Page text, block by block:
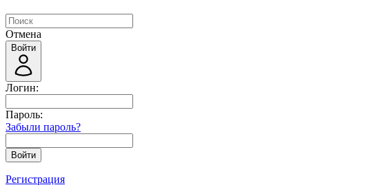
Отмена
Войти
Логин:
Пароль:
Забыли пароль?
Войти
Регистрация